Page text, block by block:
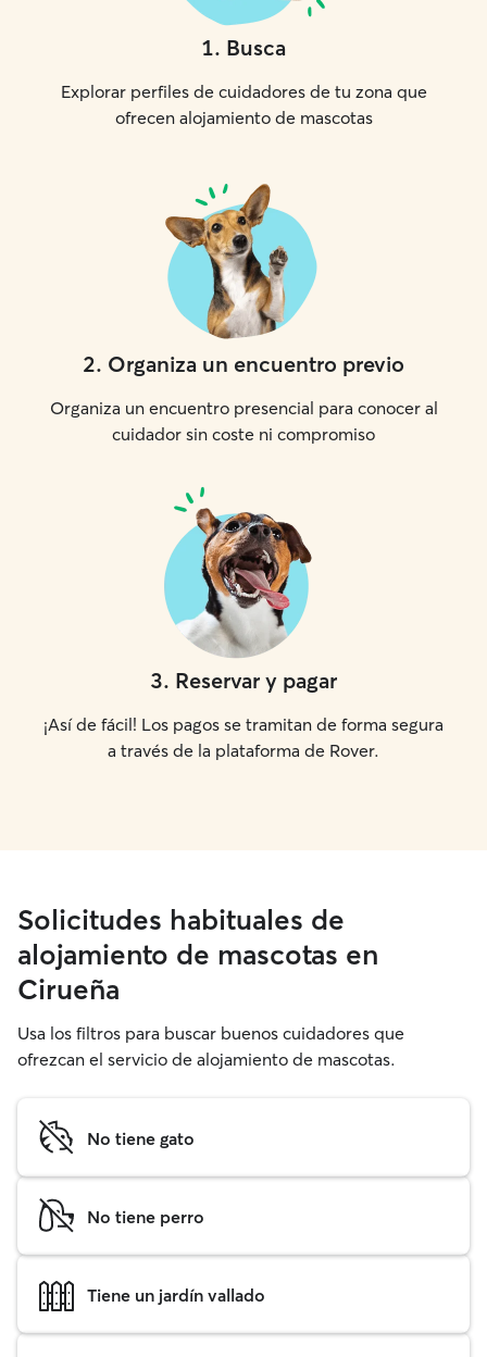
1. Busca
Explorar perfiles de cuidadores de tu zona que
ofrecen alojamiento de mascotas
2. Organiza un encuentro previo
Organiza un encuentro presencial para conocer al
cuidador sin coste ni compromiso
3. Reservar y pagar
¡Así de fácil! Los pagos se tramitan de forma segura
a través de la plataforma de Rover.
Solicitudes habituales de
alojamiento de mascotas en
Cirueña
Usa los filtros para buscar buenos cuidadores que
ofrezcan el servicio de alojamiento de mascotas.
No tiene gato
No tiene perro
Tiene un jardín vallado